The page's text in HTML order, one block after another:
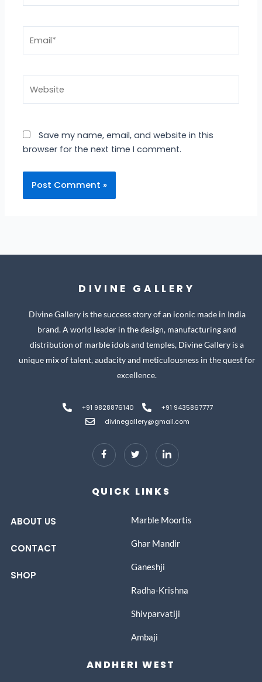
Save my name, email, and website in this
browser for the next time I comment.
DIVINE GALLERY
Divine Gallery is the success story of an iconic made in India
brand. A world leader in the design, manufacturing and
distribution of marble idols and temples, Divine Gallery is a
unique mix of talent, audacity and meticulousness in the quest for
excellence.
+91 9828876140
+91 9435867777
divinegallery@gmail.com
QUICK LINKS
ABOUT US
CONTACT
SHOP
Marble Moortis
Ghar Mandir
Ganeshji
Radha-Krishna
Shivparvatiji
Ambaji
ANDHERI WEST